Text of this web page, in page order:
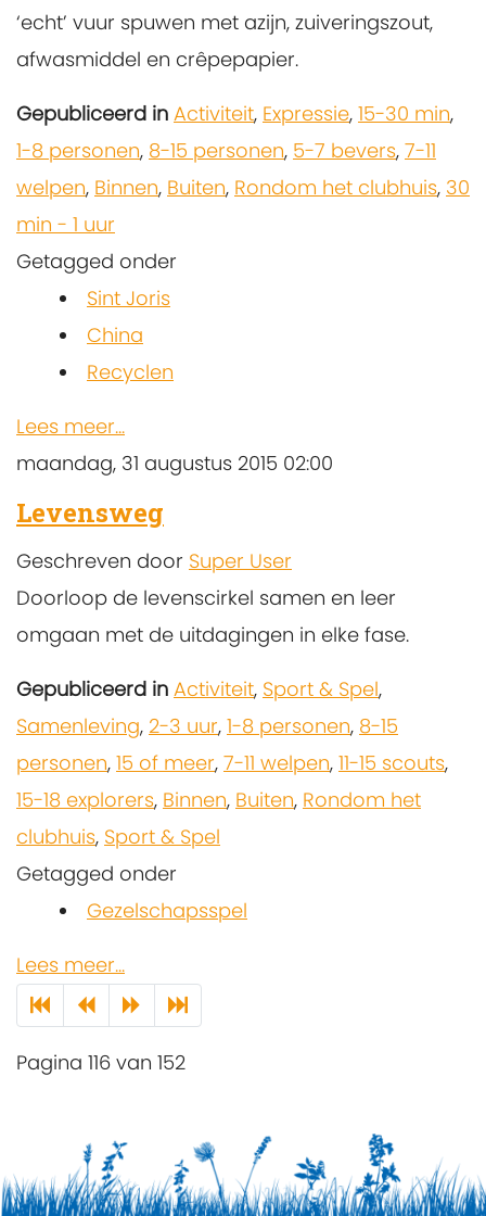
‘echt’ vuur spuwen met azijn, zuiveringszout,
afwasmiddel en crêpepapier.
Gepubliceerd in Activiteit, Expressie, 15-30 min,
1-8 personen, 8-15 personen, 5-7 bevers, 7-11
welpen, Binnen, Buiten, Rondom het clubhuis, 30
min - 1 uur
Getagged onder
Sint Joris
China
Recyclen
Lees meer...
maandag, 31 augustus 2015 02:00
Levensweg
Geschreven door Super User
Doorloop de levenscirkel samen en leer
omgaan met de uitdagingen in elke fase.
Gepubliceerd in Activiteit, Sport & Spel,
Samenleving, 2-3 uur, 1-8 personen, 8-15
personen, 15 of meer, 7-11 welpen, 11-15 scouts,
15-18 explorers, Binnen, Buiten, Rondom het
clubhuis, Sport & Spel
Getagged onder
Gezelschapsspel
Lees meer...
Pagina 116 van 152